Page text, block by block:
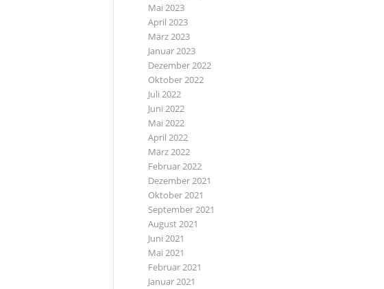
Mai 2023
April 2023
März 2023
Januar 2023
Dezember 2022
Oktober 2022
Juli 2022
Juni 2022
Mai 2022
April 2022
März 2022
Februar 2022
Dezember 2021
Oktober 2021
September 2021
August 2021
Juni 2021
Mai 2021
Februar 2021
Januar 2021